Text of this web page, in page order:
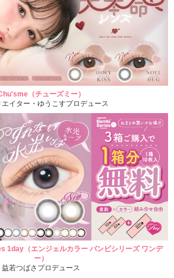
（チューズミー）
エイター・ゆうこすプロデュース
1day（エンジェルカラー バンビシリーズ ワンデ
ー）
益若つばさプロデュース